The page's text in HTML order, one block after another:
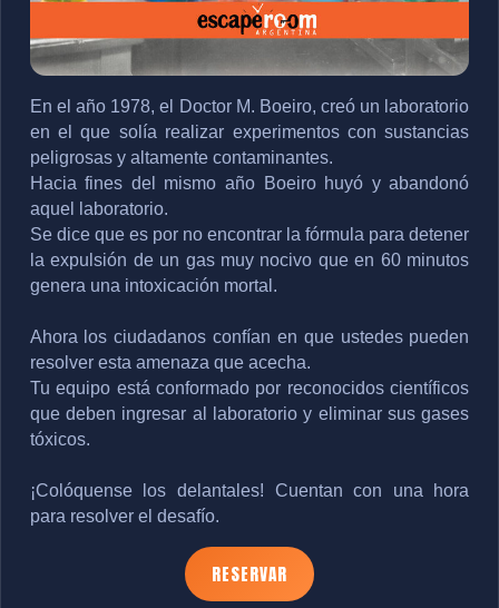
En el año 1978, el Doctor M. Boeiro, creó un laboratorio
en el que solía realizar experimentos con sustancias
peligrosas y altamente contaminantes.
Hacia fines del mismo año Boeiro huyó y abandonó
aquel laboratorio.
Se dice que es por no encontrar la fórmula para detener
la expulsión de un gas muy nocivo que en 60 minutos
genera una intoxicación mortal.
Ahora los ciudadanos confían en que ustedes pueden
resolver esta amenaza que acecha.
Tu equipo está conformado por reconocidos científicos
que deben ingresar al laboratorio y eliminar sus gases
tóxicos.
¡Colóquense los delantales! Cuentan con una hora
para resolver el desafío.
RESERVAR